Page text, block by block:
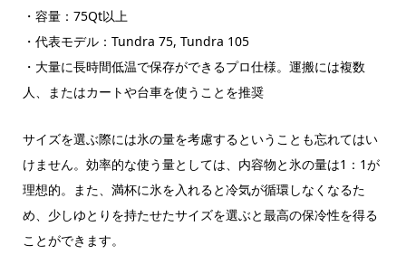
・容量：75Qt以上
・代表モデル：Tundra 75, Tundra 105
・大量に長時間低温で保存ができるプロ仕様。運搬には複数
人、またはカートや台車を使うことを推奨
サイズを選ぶ際には氷の量を考慮するということも忘れてはい
けません。効率的な使う量としては、内容物と氷の量は1：1が
理想的。また、満杯に氷を入れると冷気が循環しなくなるた
め、少しゆとりを持たせたサイズを選ぶと最高の保冷性を得る
ことができます。